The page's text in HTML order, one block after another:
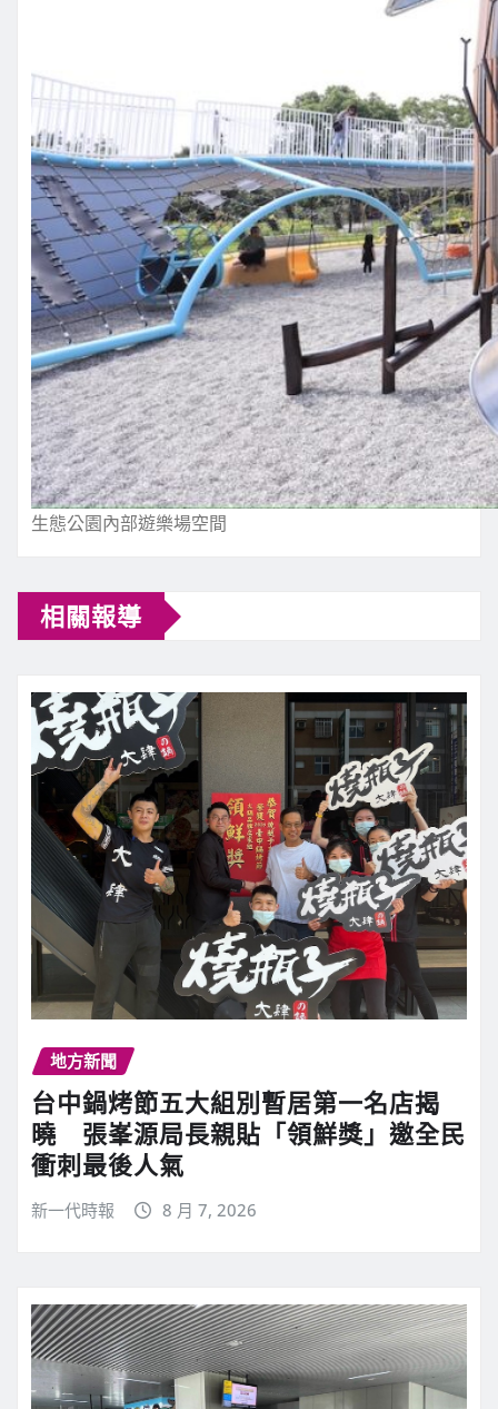
生態公園內部遊樂場空間
相關報導
地方新聞
台中鍋烤節五大組別暫居第一名店揭
曉 張峯源局長親貼「領鮮獎」邀全民
衝刺最後人氣
新一代時報 8 月 7, 2026